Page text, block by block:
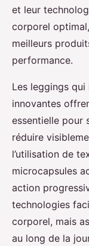
et leur
corporel
meilleurs
performance.
Les leggings
innovantes
essentielle pour
réduire
l’utilisation de
microcapsules
action
technologies
corporel, mais
au long de la